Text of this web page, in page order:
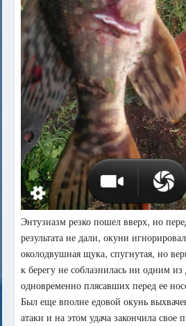
Энтузиазм резко пошел вверх, но
результата не дали, окуни
околодвушная щука, спугнутая, но
к берегу не соблазнилась ни одним
одновременно плясавших перед ее
Был еще вполне едовой окунь
атаки и на этом удача закончила свое